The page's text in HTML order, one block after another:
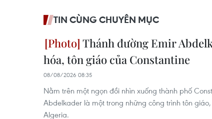
TIN CÙNG CHUYÊN MỤC
Thánh đường Emir
hóa, tôn giáo của Constantine
08/08/2026 08:35
Nằm trên một ngọn đồi nhìn xuống thành phố
Abdelkader là một trong những công trình tôn
Algeria.